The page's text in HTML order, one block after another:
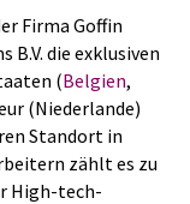
Firma Goffin
B.V. die exklusiven
(Belgien,
(Niederlande)
Standort in
zählt es zu
High-tech-